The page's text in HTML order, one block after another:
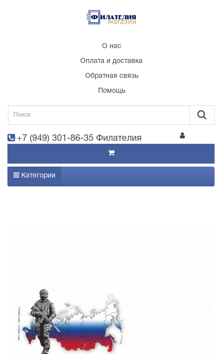
О нас
Оплата и доставка
Обратная связь
Помощь
+7 (949) 301-86-35 Филателия
Категории